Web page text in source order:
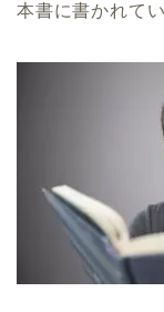
本書に書かれてい